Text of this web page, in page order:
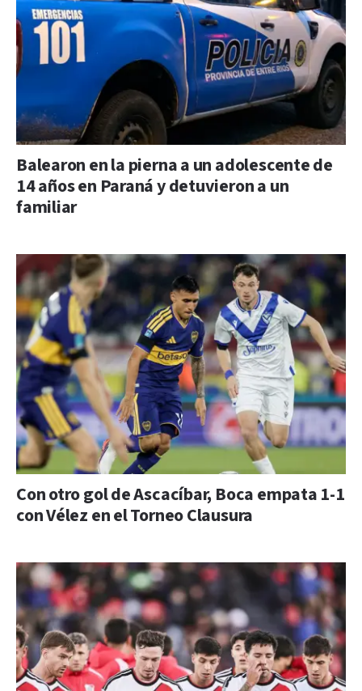
Balearon en la pierna a un adolescente de
14 años en Paraná y detuvieron a un
familiar
Con otro gol de Ascacíbar, Boca empata 1-1
con Vélez en el Torneo Clausura